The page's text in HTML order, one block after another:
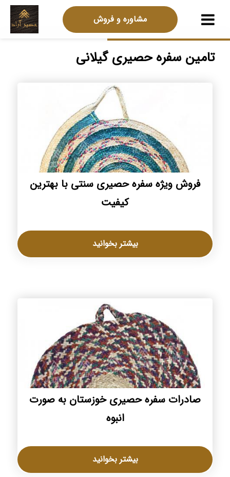
مشاوره و فروش
تامین سفره حصیری گیلانی
فروش ویژه سفره حصیری سنتی با بهترین
کیفیت
بیشتر بخوانید
صادرات سفره حصیری خوزستان به صورت
انبوه
بیشتر بخوانید